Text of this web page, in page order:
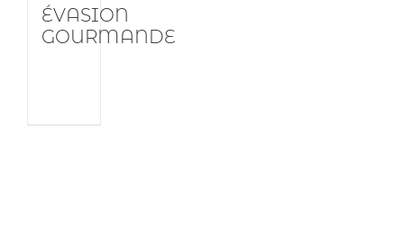
ÉVASION
GOURMANDE